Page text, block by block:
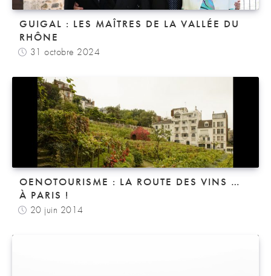
GUIGAL : LES MAÎTRES DE LA VALLÉE DU
RHÔNE
31 octobre 2024
OENOTOURISME : LA ROUTE DES VINS …
À PARIS !
20 juin 2014